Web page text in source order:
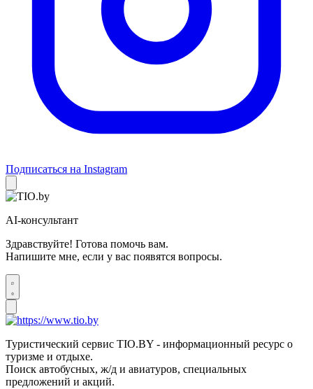
Подписаться на Instagram
AI-консультант
Здравствуйте! Готова помочь вам.
Напишите мне, если у вас появятся вопросы.
Туристический сервис TIO.BY - информационный ресурс о
туризме и отдыхе.
Поиск автобусных, ж/д и авиатуров, специальных
предложений и акций.